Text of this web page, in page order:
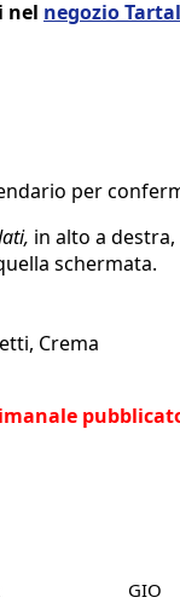
nel negozio
per
in alto a destra,
schermata.
Crema
GIO